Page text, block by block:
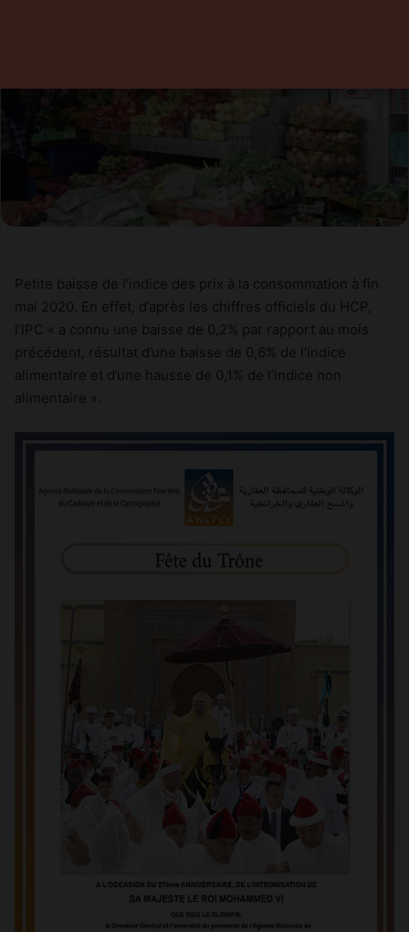
Petite baisse de l’indice des prix à la consommation à fin
mai 2020. En effet, d’après les chiffres officiels du HCP,
l’IPC « a connu une baisse de 0,2% par rapport au mois
précédent, résultat d’une baisse de 0,6% de l’indice
alimentaire et d’une hausse de 0,1% de l’indice non
alimentaire ».